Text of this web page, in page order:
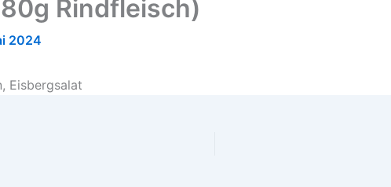
Rindfleisch)
2024
Eisbergsalat